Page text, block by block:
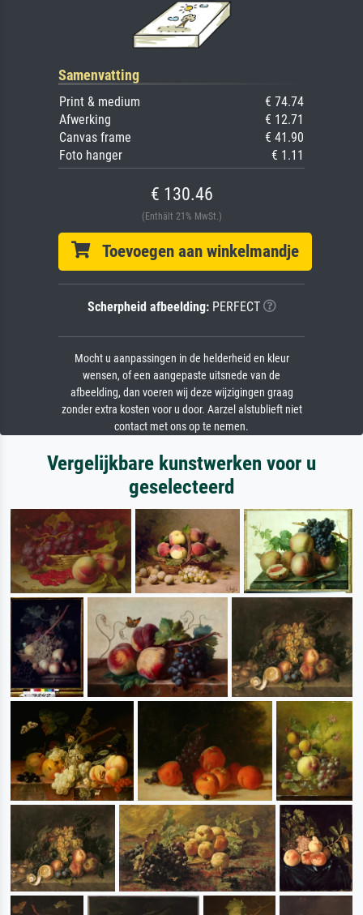
Samenvatting
Print & medium
€ 74.74
Afwerking
€ 12.71
Canvas frame
€ 41.90
Foto hanger
€ 1.11
€ 130.46
(Enthält 21% MwSt.)
Toevoegen aan winkelmandje
Scherpheid afbeelding:PERFECT
Mocht u aanpassingen in de helderheid en kleur
wensen, of een aangepaste uitsnede van de
afbeelding, dan voeren wij deze wijzigingen graag
zonder extra kosten voor u door. Aarzel alstublieft niet
contact met ons op te nemen.
Vergelijkbare kunstwerken voor u
geselecteerd